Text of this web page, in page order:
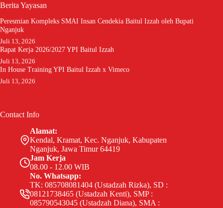
Berita Yayasan
Peresmian Kompleks SMAI Insan Cendekia Baitul Izzah oleh Bupati
Nganjuk
Juli 13, 2026
Rapat Kerja 2026/2027 YPI Baitul Izzah
Juli 13, 2026
In House Training YPI Baitul Izzah x Vimeco
Juli 13, 2026
Contact Info
Alamat:
Kendal, Kramat, Kec. Nganjuk, Kabupaten
Nganjuk, Jawa Timur 64419
Jam Kerja
08.00 - 12.00 WIB
No. Whatsapp:
TK: 085708081404 (Ustadzah Rizka), SD :
08121738465 (Ustadzah Kenti), SMP :
085790543045 (Ustadzah Diana), SMA :